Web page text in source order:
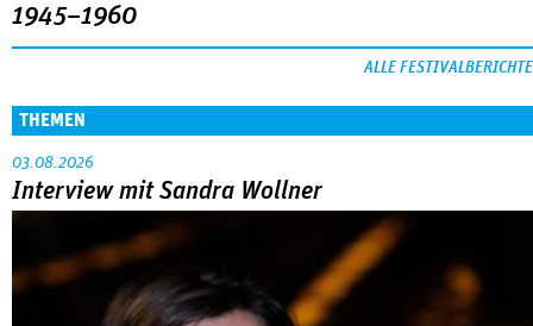
1945–1960
ALLE FESTIVALBERICHTE
THEMEN
03.08.2026
Interview mit Sandra Wollner